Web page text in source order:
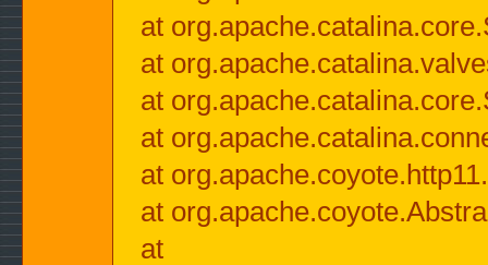
at
at
at
at
at
at
at